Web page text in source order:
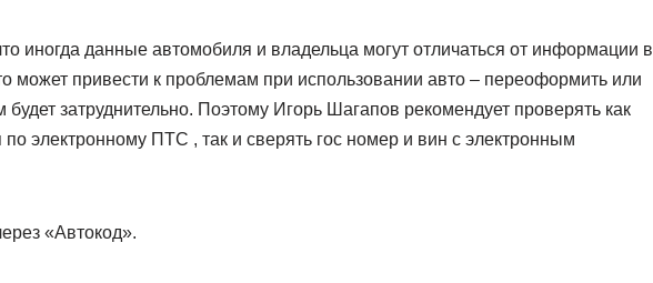
иногда данные автомобиля и владельца могут отличаться от информации в
может привести к проблемам при использовании авто – переоформить или
затруднительно. Поэтому Игорь Шагапов рекомендует проверять как
электронному ПТС , так и сверять гос номер и вин с электронным
«Автокод».